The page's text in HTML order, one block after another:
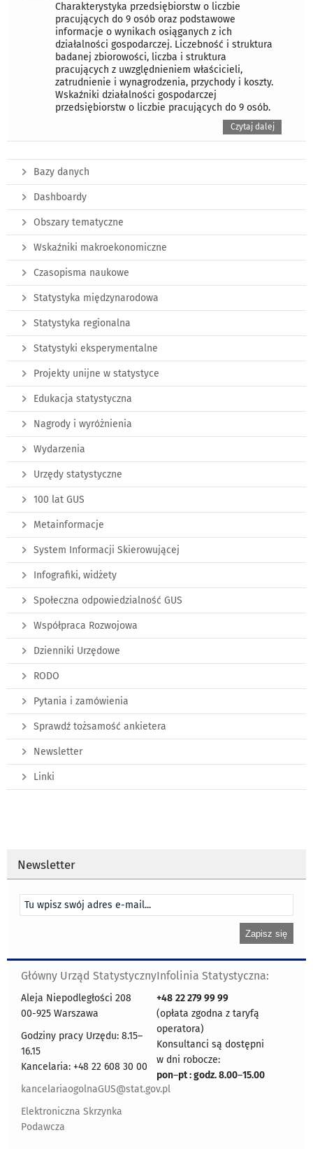
Charakterystyka przedsiębiorstw o liczbie
pracujących do 9 osób oraz podstawowe
informacje o wynikach osiąganych z ich
działalności gospodarczej. Liczebność i struktura
badanej zbiorowości, liczba i struktura
pracujących z uwzględnieniem właścicieli,
zatrudnienie i wynagrodzenia, przychody i koszty.
Wskaźniki działalności gospodarczej
przedsiębiorstw o liczbie pracujących do 9 osób.
Czytaj dalej
Bazy danych
Dashboardy
Obszary tematyczne
Wskaźniki makroekonomiczne
Czasopisma naukowe
Statystyka międzynarodowa
Statystyka regionalna
Statystyki eksperymentalne
Projekty unijne w statystyce
Edukacja statystyczna
Nagrody i wyróżnienia
Wydarzenia
Urzędy statystyczne
100 lat GUS
Metainformacje
System Informacji Skierowującej
Infografiki, widżety
Społeczna odpowiedzialność GUS
Współpraca Rozwojowa
Dzienniki Urzędowe
RODO
Pytania i zamówienia
Sprawdź tożsamość ankietera
Newsletter
Linki
Newsletter
Główny Urząd Statystyczny
Aleja Niepodległości 208
00-925 Warszawa
Godziny pracy Urzędu: 8.15–
16.15
Kancelaria: +48 22 608 30 00
kancelariaogolnaGUS@stat.gov.pl
Elektroniczna Skrzynka
Podawcza
Infolinia Statystyczna:
+48 22 279 99 99
(opłata zgodna z taryfą
operatora)
Konsultanci są dostępni
w dni robocze:
pon–pt : godz. 8.00–15.00